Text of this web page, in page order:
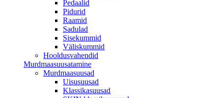
Pedaalid
Pidurid
Raamid
Sadulad
Sisekummid
Väliskummid
Hooldusvahendid
Murdmaasuusatamine
Murdmaasuusad
Uisusuusad
Klassikasuusad